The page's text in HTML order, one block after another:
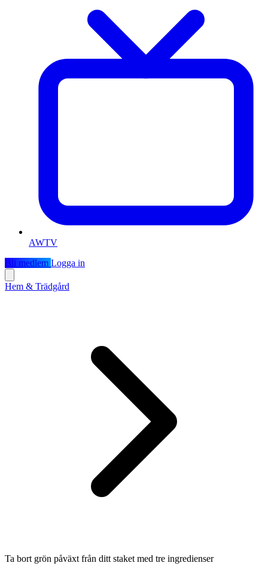
AWTV
Bli medlem Logga in
Hem & Trädgård
Ta bort grön påväxt från ditt staket med tre ingredienser